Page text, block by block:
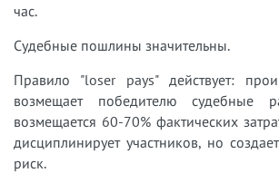
час.
Судебные пошлины значительны.
Правило "loser pays" действует:
возмещает победителю судебные
возмещается 60-70% фактических
дисциплинирует участников, но
риск.